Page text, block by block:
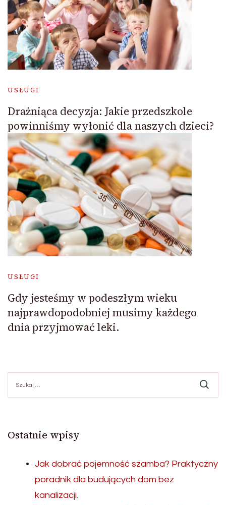
USŁUGI
Drażniąca decyzja: Jakie przedszkole
powinniśmy wyłonić dla naszych dzieci?
USŁUGI
Gdy jesteśmy w podeszłym wieku
najprawdopodobniej musimy każdego
dnia przyjmować leki.
Ostatnie wpisy
Jak dobrać pojemność szamba? Praktyczny
poradnik dla budujących dom bez
kanalizacji.